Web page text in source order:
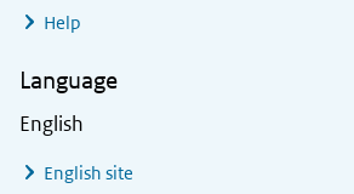
Help
Language
English
English site